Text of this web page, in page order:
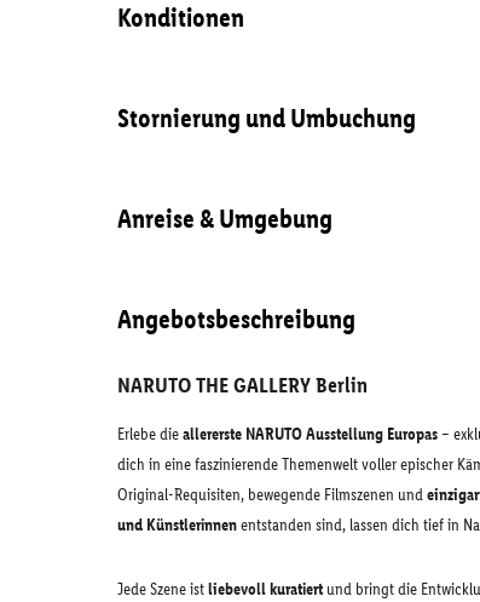
Konditionen
Stornierung und Umbuchung
Anreise & Umgebung
Angebotsbeschreibung
NARUTO THE GALLERY Berlin
Erlebe dieallererste NARUTO Ausstellung Europas–
dich in eine faszinierende Themenwelt voller epischer
Original-Requisiten, bewegende Filmszenen und
und Künstlerinnenentstanden sind, lassen dich tief in
Jede Szene istliebevoll kuratiert und bringt die